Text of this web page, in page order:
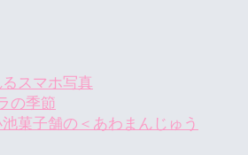
スマホ写真
の季節
菓子舗の＜あわまんじゅう